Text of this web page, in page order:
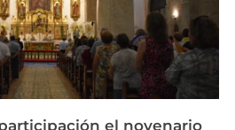
el novenario